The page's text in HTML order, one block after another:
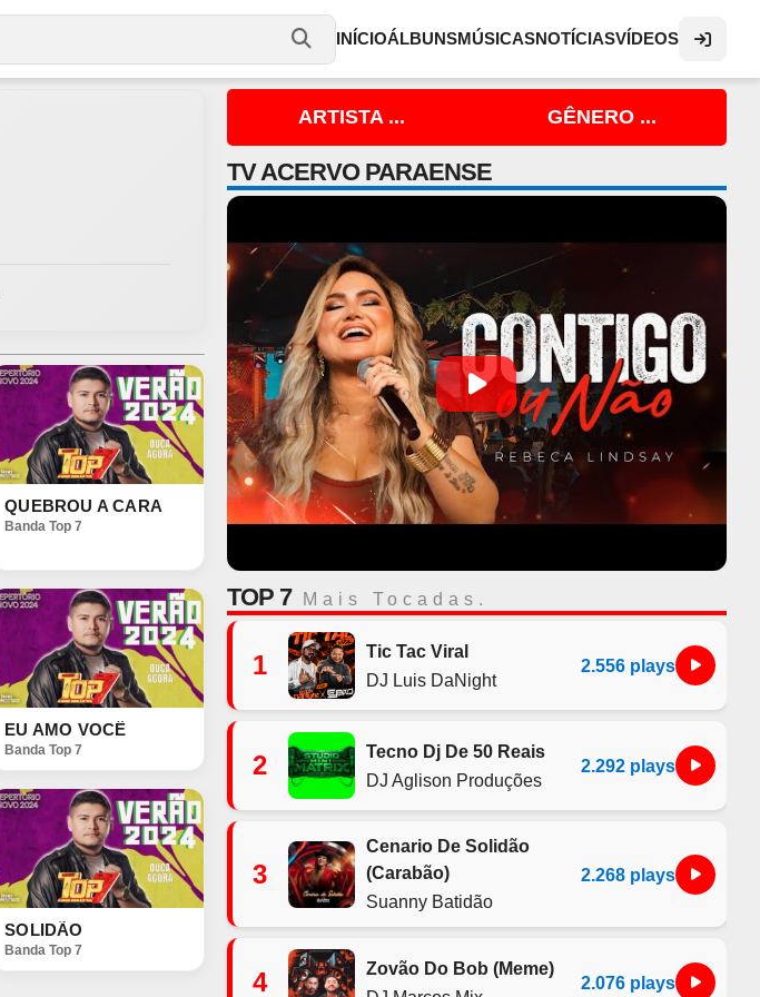
INÍCIOÁLBUNSMÚSICASNOTÍCIASVÍDEOS
QUEBROU A CARA
Banda Top 7
EU AMO VOCÊ
Banda Top 7
SOLIDÃO
Banda Top 7
ARTISTA ... GÊNERO ...
TV ACERVO PARAENSE
TOP 7 Mais Tocadas.
1
Tic Tac Viral
DJ Luis DaNight
2.556 plays
2
Tecno Dj De 50 Reais
DJ Aglison Produções
2.292 plays
3
Cenario De Solidão
(Carabão)
Suanny Batidão
2.268 plays
4
Zovão Do Bob (Meme)
2.076 plays